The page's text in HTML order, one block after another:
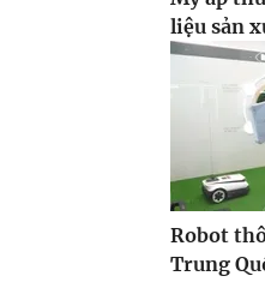
liệu sản
Robot
Trung